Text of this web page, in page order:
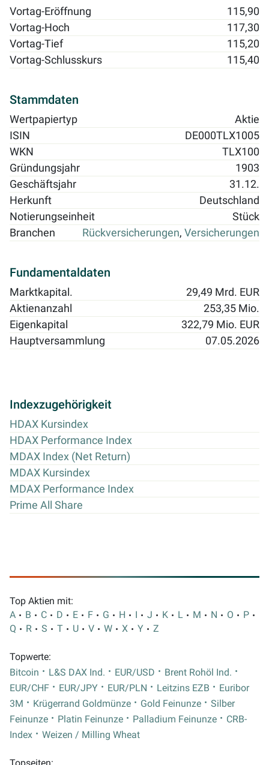
Vortag-Eröffnung
115,90
Vortag-Hoch
117,30
Vortag-Tief
115,20
Vortag-Schlusskurs
115,40
Stammdaten
Wertpapiertyp
Aktie
ISIN
DE000TLX1005
WKN
TLX100
Gründungsjahr
1903
Geschäftsjahr
31.12.
Herkunft
Deutschland
Notierungseinheit
Stück
Branchen
Rückversicherungen, Versicherungen
Fundamentaldaten
Marktkapital.
29,49 Mrd. EUR
Aktienanzahl
253,35 Mio.
Eigenkapital
322,79 Mio. EUR
Hauptversammlung
07.05.2026
Indexzugehörigkeit
HDAX Kursindex
HDAX Performance Index
MDAX Index (Net Return)
MDAX Kursindex
MDAX Performance Index
Prime All Share
Top Aktien mit:
A
B C D E F G H I J K L M N O
P
Q
R S T U V W X Y Z
Topwerte:
Bitcoin
L&S DAX Ind. EUR/USD
Brent Rohöl Ind.
EUR/CHF
EUR/JPY EUR/PLN Leitzins EZB
Euribor
3M
Krügerrand Goldmünze Gold Feinunze
Silber
Feinunze
Platin Feinunze Palladium Feinunze
CRB-
Index
Weizen / Milling Wheat